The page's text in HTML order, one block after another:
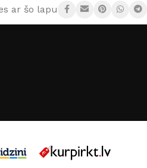
KRĀSA Antracīts
ar šo lapu: